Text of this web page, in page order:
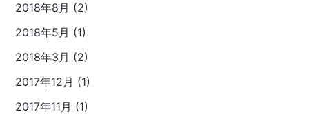
2018年8月 (2)
2018年5月 (1)
2018年3月 (2)
2017年12月 (1)
2017年11月 (1)